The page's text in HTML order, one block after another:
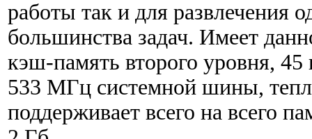
работы так и для развлечения
большинства задач. Имеет
кэш-память второго уровня,
533 МГц системной шины,
поддерживает всего на всего